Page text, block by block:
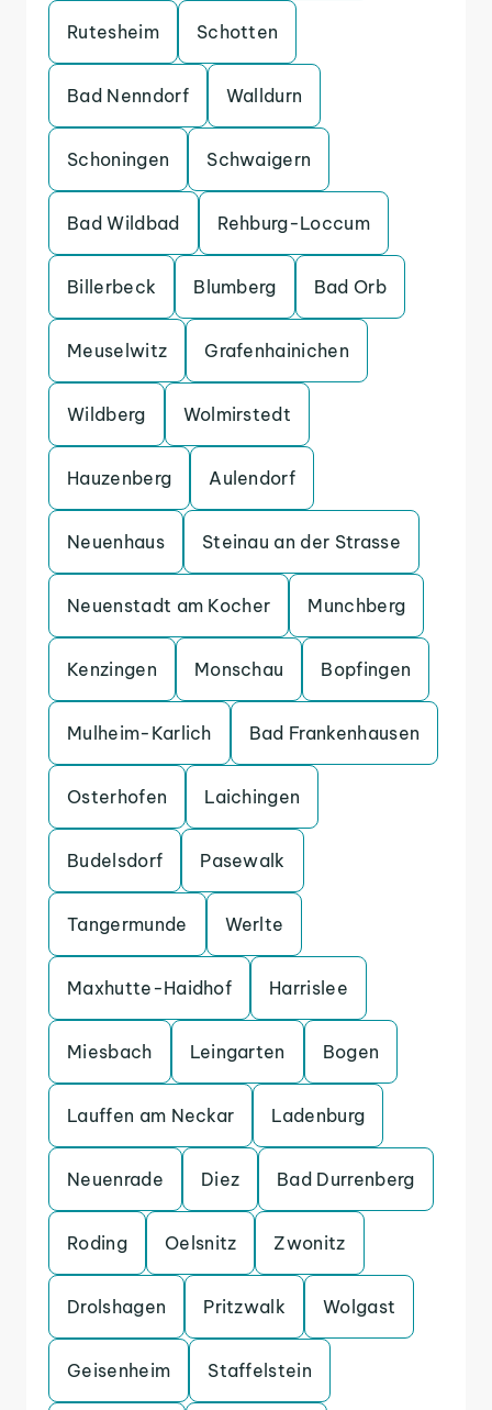
Rutesheim Schotten
Bad Nenndorf Walldurn
Schoningen Schwaigern
Bad Wildbad Rehburg-Loccum
Billerbeck Blumberg Bad Orb
Meuselwitz Grafenhainichen
Wildberg Wolmirstedt
Hauzenberg Aulendorf
Neuenhaus Steinau an der Strasse
Neuenstadt am Kocher Munchberg
Kenzingen Monschau Bopfingen
Mulheim-Karlich Bad Frankenhausen
Osterhofen Laichingen
Budelsdorf Pasewalk
Tangermunde Werlte
Maxhutte-Haidhof Harrislee
Miesbach Leingarten Bogen
Lauffen am Neckar Ladenburg
Neuenrade Diez Bad Durrenberg
Roding Oelsnitz Zwonitz
Drolshagen Pritzwalk Wolgast
Geisenheim Staffelstein